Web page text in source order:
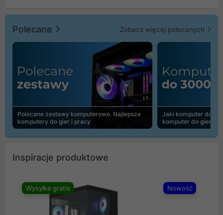
Polecane Zobacz więcej polecanych
Polecane zestawy komputerowe. Najlepsze
komputery do gier i pracy
Jaki komputer do
komputer do gier |
Inspiracje produktowe
Wysyłka gratis Nowość